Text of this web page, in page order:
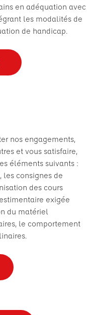
en adéquation avec
les modalités de
de handicap.
nos engagements,
et vous satisfaire,
éléments suivants :
les consignes de
des cours
exigée
du matériel
le comportement